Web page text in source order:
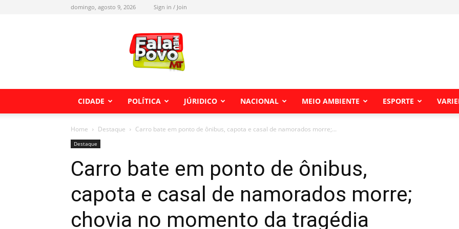
domingo, agosto 9, 2026 Sign in / Join
Fala
meu
Povo
MT
CIDADE POLÍTICA JÚRIDICO NACIONAL MEIO AMBIENTE ESPORTE
Home Destaque Carro bate em ponto de ônibus, capota e casal de namorados morre;...
Destaque
Carro bate em ponto de ônibus,
capota e casal de namorados morre;
chovia no momento da tragédia